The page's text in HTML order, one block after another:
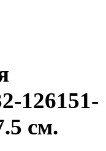
126151-
см.